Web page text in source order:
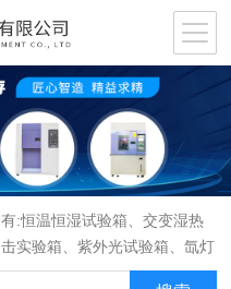
:恒温恒湿试验箱、交变湿热
实验箱、紫外光试验箱、氙灯
、淋雨试验箱、盐水喷雾试验